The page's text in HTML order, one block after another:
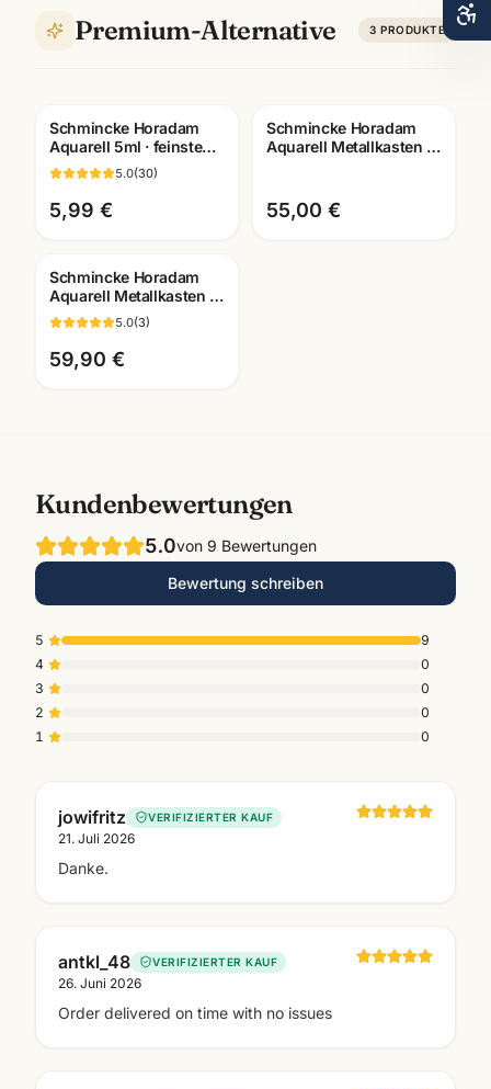
Premium-Alternative 3 PRODUKTE
Schmincke Horadam
Aquarell 5ml · feinste
Künstlerfarben · alle
Farben Mannheim
5.0(30)
5,99 €
Schmincke Horadam
Aquarell Metallkasten ·
Mannheim
55,00 €
Schmincke Horadam
Aquarell Metallkasten ·
halbe Naepfe ·
Künstlerfarben
Mannheim
5.0(3)
59,90 €
Kundenbewertungen
5.0von 9 Bewertungen
Bewertung schreiben
5
9
4
0
3
0
2
0
1
0
jowifritz VERIFIZIERTER KAUF
21. Juli 2026
Danke.
antkl_48 VERIFIZIERTER KAUF
26. Juni 2026
Order delivered on time with no issues